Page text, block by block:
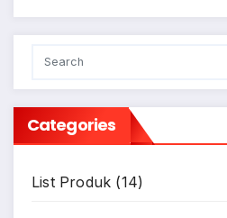
Categories
List Produk (14)